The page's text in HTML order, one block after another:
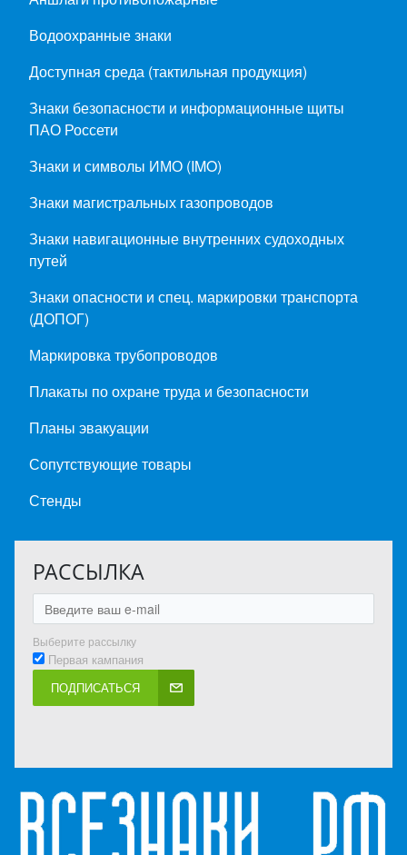
Водоохранные знаки
Доступная среда (тактильная продукция)
Знаки безопасности и информационные щиты
ПАО Россети
Знаки и символы ИМО (IMO)
Знаки магистральных газопроводов
Знаки навигационные внутренних судоходных
путей
Знаки опасности и спец. маркировки транспорта
(ДОПОГ)
Маркировка трубопроводов
Плакаты по охране труда и безопасности
Планы эвакуации
Сопутствующие товары
Стенды
РАССЫЛКА
Выберите рассылку
Первая кампания
ПОДПИСАТЬСЯ